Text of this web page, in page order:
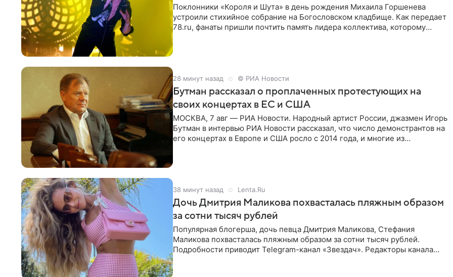
Поклонники «Короля и Шута» в день рождения Михаила Горшенева
устроили стихийное собрание на Богословском кладбище. Как передает
78.ru, фанаты пришли почтить память лидера коллектива, которому
28 минут назад © РИА Новости
Бутман рассказал о проплаченных протестующих на
своих концертах в ЕС и США
МОСКВА, 7 авг — РИА Новости. Народный артист России, джазмен Игорь
Бутман в интервью РИА Новости рассказал, что число демонстрантов на
его концертах в Европе и США росло с 2014 года, и многие из
38 минут назад Lenta.Ru
Дочь Дмитрия Маликова похвасталась пляжным образом
за сотни тысяч рублей
Популярная блогерша, дочь певца Дмитрия Маликова, Стефания
Маликова похвасталась пляжным образом за сотни тысяч рублей.
Подробности приводит Telegram-канал «Звездач». Редакторы канала